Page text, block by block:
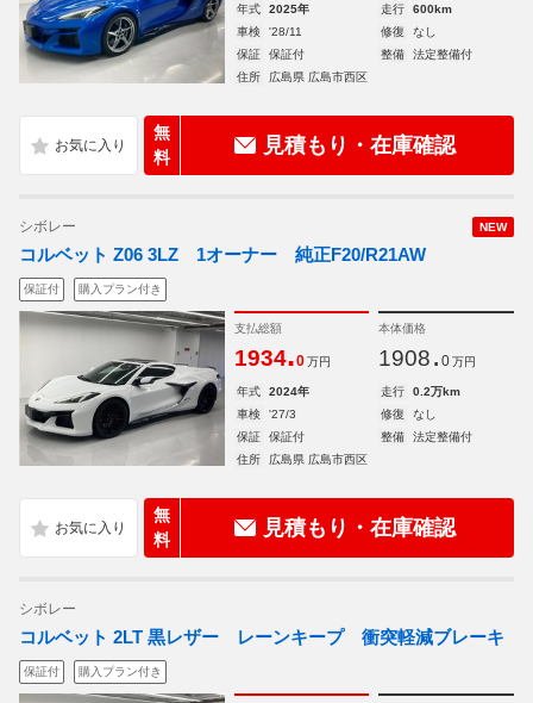
年式 2025年 走行
600km
車検
'28/11 修復
なし
保証
保証付 整備
法定整備付
住所
広島県 広島市西区
無
料
見積もり・在庫確認
NEW
シボレー
コルベット Z06 3LZ 1オーナー 純正F20/R21AW
保証付 購入プラン付き
支払総額
1934.0 万円
本体価格
1908. 0 万円
年式 2024年 走行
0.2万km
車検
'27/3 修復
なし
保証
保証付 整備
法定整備付
住所
広島県 広島市西区
無
料
見積もり・在庫確認
シボレー
コルベット 2LT 黒レザー レーンキープ 衝突軽減ブレーキ
保証付 購入プラン付き